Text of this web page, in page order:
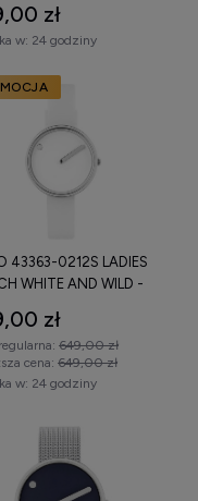
czasu,
pasek skórzany,
posiada kopertę o
co podkreśla jego
–
indeksów.
średnicę koperty i
granat.
zł
w: 24 godziny
43363-0212S LADIES
WHITE AND WILD -
zł
649,00 zł
cena: 649,00 zł
w: 24 godziny